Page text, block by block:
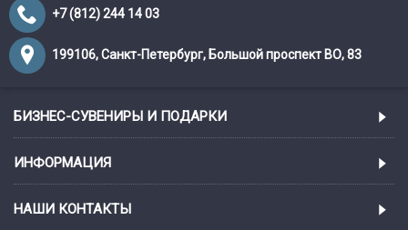
+7 (812) 244 14 03
199106, Санкт-Петербург, Большой проспект ВО, 83
БИЗНЕС-СУВЕНИРЫ И ПОДАРКИ
ИНФОРМАЦИЯ
НАШИ КОНТАКТЫ